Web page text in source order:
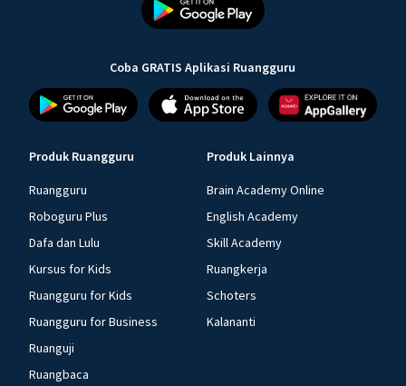
Coba GRATIS Aplikasi Ruangguru
Produk Ruangguru
Ruangguru
Roboguru Plus
Dafa dan Lulu
Kursus for Kids
Ruangguru for Kids
Ruangguru for Business
Ruanguji
Ruangbaca
Produk Lainnya
Brain Academy Online
English Academy
Skill Academy
Ruangkerja
Schoters
Kalananti